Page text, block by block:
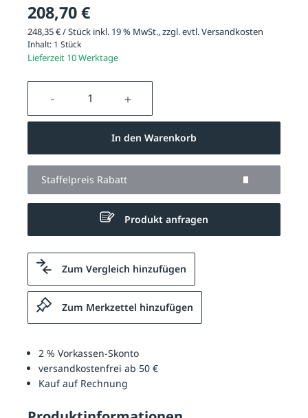
208,70 €
248,35 € / Stück inkl. 19 % MwSt., zzgl. evtl.Versandkosten
Inhalt: 1 Stück
Lieferzeit 10 Werktage
Produkt Anzahl: Gib den
In den Warenkorb
Staffelpreis Rabatt
Produkt anfragen
Zum Vergleich hinzufügen
Zum Merkzettel hinzufügen
2 % Vorkassen-Skonto
versandkostenfrei ab 50 €
Kauf auf Rechnung